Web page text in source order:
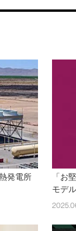
発電所
「お
モデ